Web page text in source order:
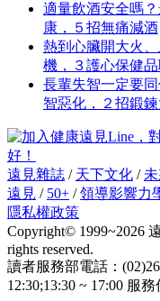
適量飲酒安全嗎
康，５招無痛減酒
熱到心臟開大火
機，３護心保健
長輩失智一定要
智惡化，２招鍛
好！
遠見雜誌 / 天下文化 /
遠見 / 50+ /領導影響力
隱私權政策
Copyright© 1999~2026
rights reserved.
讀者服務部電話：
12:30;13:30 ~ 17:00 服務